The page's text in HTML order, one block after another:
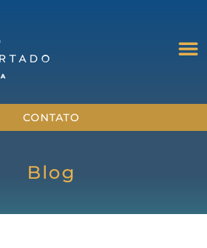
CONTATO
Blog